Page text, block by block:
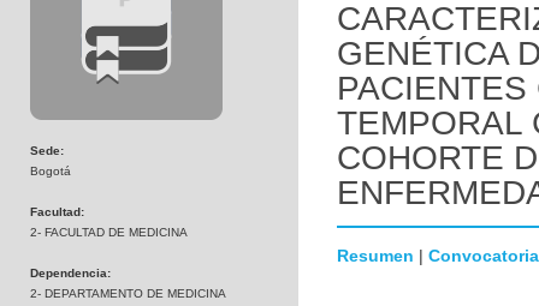
Sede:
Bogotá
Facultad:
2- FACULTAD DE MEDICINA
Dependencia:
2- DEPARTAMENTO DE MEDICINA
GENÉTICA
TEMPORAL
COHORTE
Resumen | Convocatoria